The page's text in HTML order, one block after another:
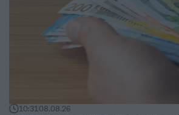
10:3108.08.26